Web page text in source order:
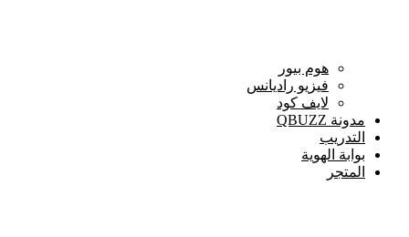
هوم بيور
فيزيو راديانس
لايف كود
مدونة QBUZZ
التدريب
بوابة الهوية
المتجر